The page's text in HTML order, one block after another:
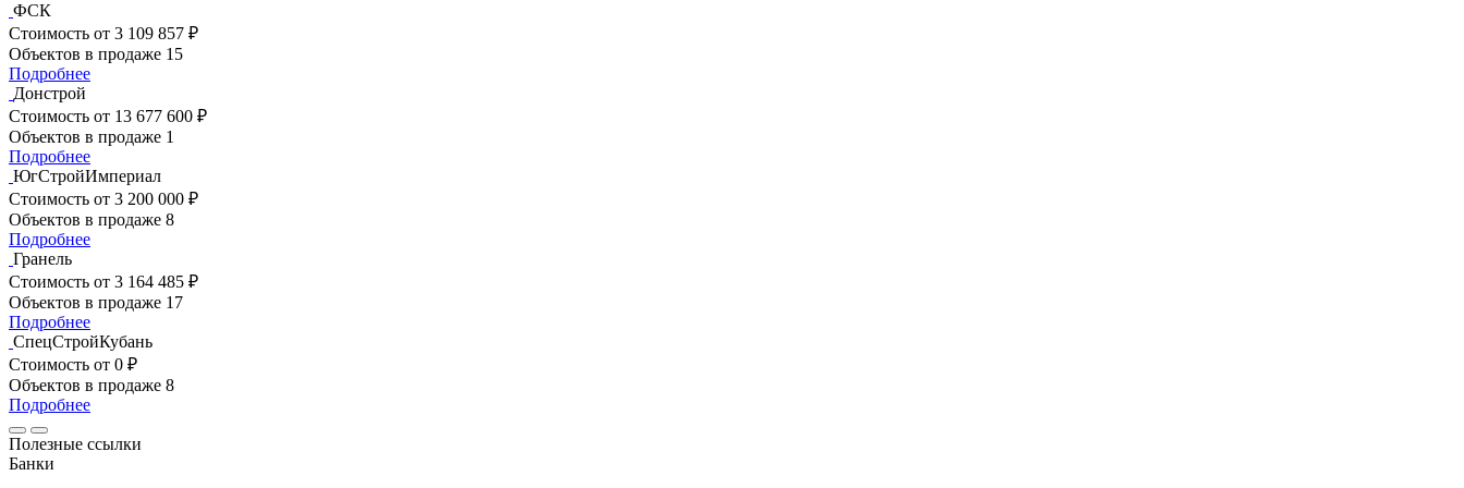
ФСК
Стоимость от 3 109 857 ₽
Объектов в продаже 15
Подробнее
Донстрой
Стоимость от 13 677 600 ₽
Объектов в продаже 1
Подробнее
ЮгСтройИмпериал
Стоимость от 3 200 000 ₽
Объектов в продаже 8
Подробнее
Гранель
Стоимость от 3 164 485 ₽
Объектов в продаже 17
Подробнее
СпецСтройКубань
Стоимость от 0 ₽
Объектов в продаже 8
Подробнее
Полезные ссылки
Банки